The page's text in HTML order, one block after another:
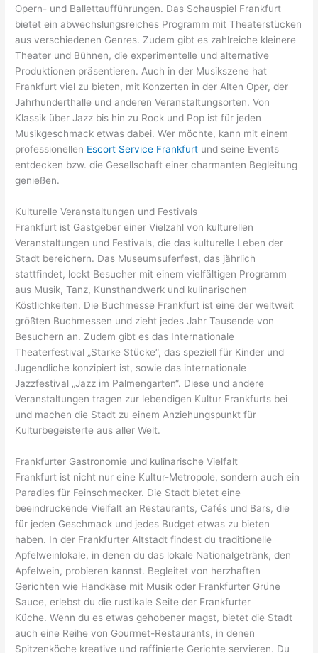
Opern- und Ballettaufführungen. Das Schauspiel Frankfurt
bietet ein abwechslungsreiches Programm mit Theaterstücken
aus verschiedenen Genres. Zudem gibt es zahlreiche kleinere
Theater und Bühnen, die experimentelle und alternative
Produktionen präsentieren. Auch in der Musikszene hat
Frankfurt viel zu bieten, mit Konzerten in der Alten Oper, der
Jahrhunderthalle und anderen Veranstaltungsorten. Von
Klassik über Jazz bis hin zu Rock und Pop ist für jeden
Musikgeschmack etwas dabei. Wer möchte, kann mit einem
professionellen Escort Service Frankfurt und seine Events
entdecken bzw. die Gesellschaft einer charmanten Begleitung
genießen.
Kulturelle Veranstaltungen und Festivals
Frankfurt ist Gastgeber einer Vielzahl von kulturellen
Veranstaltungen und Festivals, die das kulturelle Leben der
Stadt bereichern. Das Museumsuferfest, das jährlich
stattfindet, lockt Besucher mit einem vielfältigen Programm
aus Musik, Tanz, Kunsthandwerk und kulinarischen
Köstlichkeiten. Die Buchmesse Frankfurt ist eine der weltweit
größten Buchmessen und zieht jedes Jahr Tausende von
Besuchern an. Zudem gibt es das Internationale
Theaterfestival „Starke Stücke“, das speziell für Kinder und
Jugendliche konzipiert ist, sowie das internationale
Jazzfestival „Jazz im Palmengarten“. Diese und andere
Veranstaltungen tragen zur lebendigen Kultur Frankfurts bei
und machen die Stadt zu einem Anziehungspunkt für
Kulturbegeisterte aus aller Welt.
Frankfurter Gastronomie und kulinarische Vielfalt
Frankfurt ist nicht nur eine Kultur-Metropole, sondern auch ein
Paradies für Feinschmecker. Die Stadt bietet eine
beeindruckende Vielfalt an Restaurants, Cafés und Bars, die
für jeden Geschmack und jedes Budget etwas zu bieten
haben. In der Frankfurter Altstadt findest du traditionelle
Apfelweinlokale, in denen du das lokale Nationalgetränk, den
Apfelwein, probieren kannst. Begleitet von herzhaften
Gerichten wie Handkäse mit Musik oder Frankfurter Grüne
Sauce, erlebst du die rustikale Seite der Frankfurter
Küche. Wenn du es etwas gehobener magst, bietet die Stadt
auch eine Reihe von Gourmet-Restaurants, in denen
Spitzenköche kreative und raffinierte Gerichte servieren. Du